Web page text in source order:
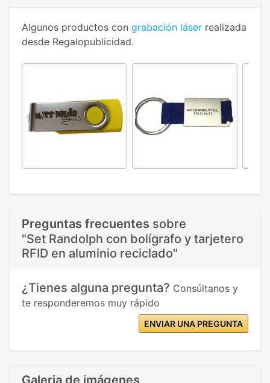
Algunos productos con grabación láser realizada
desde Regalopublicidad.
Preguntas frecuentes sobre
"Set Randolph con bolígrafo y tarjetero
RFID en aluminio reciclado"
¿Tienes alguna pregunta? Consúltanos y
te responderemos muy rápido
ENVIAR UNA PREGUNTA
Galeria de imágenes